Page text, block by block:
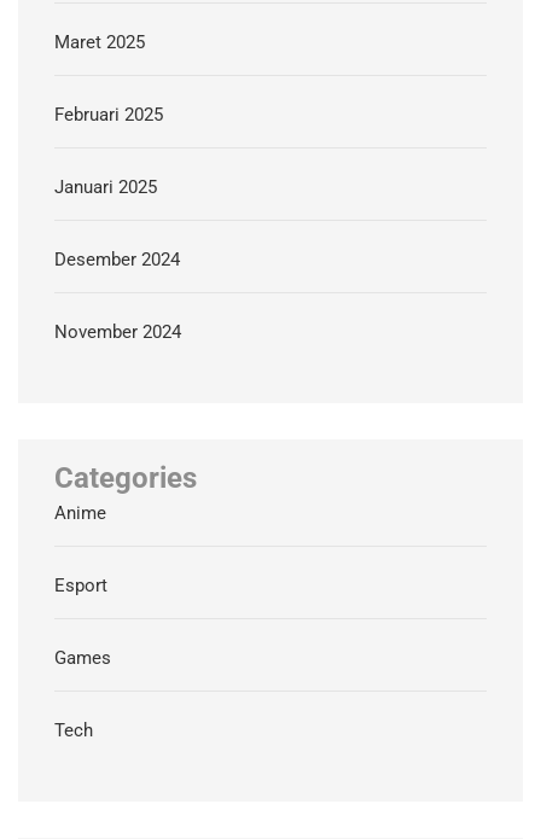
Maret 2025
Februari 2025
Januari 2025
Desember 2024
November 2024
Categories
Anime
Esport
Games
Tech